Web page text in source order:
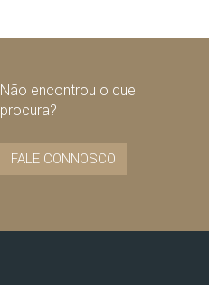
Não encontrou o que
procura?
FALE CONNOSCO